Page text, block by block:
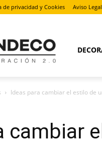
de privacidad y Cookies Aviso Legal
Ideas para cambiar el estilo de
cambiar